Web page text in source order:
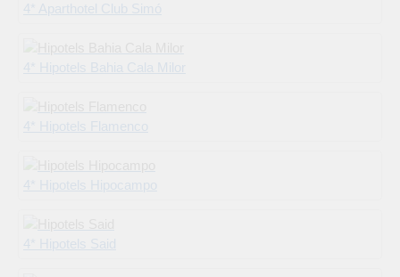
4* Aparthotel Club Simó
4* Hipotels Bahia Cala Milor
4* Hipotels Flamenco
4* Hipotels Hipocampo
4* Hipotels Said